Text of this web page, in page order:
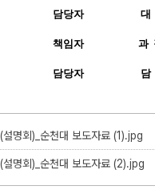
담당자 대
책임자 과
담당자 담
명회)_순천대 보도자료 (1).jpg
명회)_순천대 보도자료 (2).jpg